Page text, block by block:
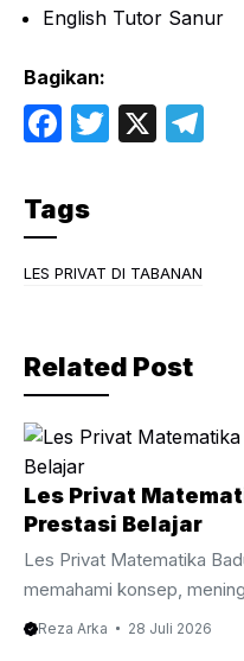
English Tutor Sanur
Bagikan:
F
c
e
b
o
k
T
X
Tags
LES PRIVAT DI TABANAN
Related Post
Les Privat
Prestasi Belajar
Les Privat Matematika
memahami konsep,
percaya diri bersama tutor
Reza Arka 28 Juli 2026